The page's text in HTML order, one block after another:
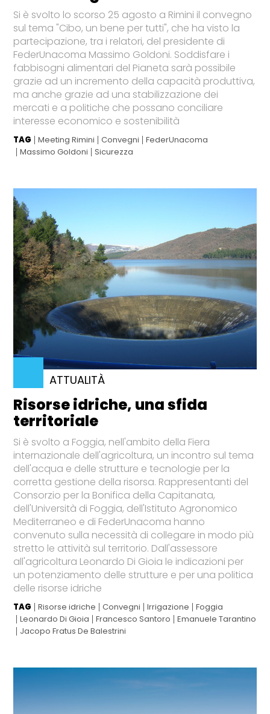
Si è svolto lo scorso 25 agosto a Rimini il convegno
sul tema "Cibo, un bene per tutti", che ha visto la
partecipazione, tra i relatori, del presidente di
FederUnacoma Massimo Goldoni. Soddisfare i
fabbisogni alimentari del Pianeta sarà possibile
grazie ad un incremento della capacità produttiva,
ma anche grazie ad una stabilizzazione dei
mercati e a politiche che possano conciliare
interesse economico e sostenibilità
TAG Meeting Rimini Convegni
FederUnacoma
Massimo Goldoni
Sicurezza
ATTUALITÀ
Risorse idriche, una sfida
territoriale
Si è svolto a Foggia, nell'ambito della Fiera
internazionale dell'agricoltura, un incontro sul tema
dell'acqua e delle strutture e tecnologie per la
corretta gestione della risorsa. Rappresentanti del
Consorzio per la Bonifica della Capitanata,
dell'Università di Foggia, dell'Istituto Agronomico
Mediterraneo e di FederUnacoma hanno
convenuto sulla necessità di collegare in modo più
stretto le attività sul territorio. Dall'assessore
all'agricoltura Leonardo Di Gioia le indicazioni per
un potenziamento delle strutture e per una politica
delle risorse idriche
TAG Risorse idriche Convegni Irrigazione
Foggia
Leonardo Di Gioia
Francesco Santoro
Emanuele Tarantino
Jacopo Fratus De Balestrini